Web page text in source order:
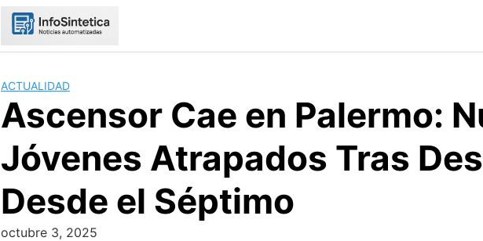
ACTUALIDAD
Ascensor Cae en Palermo:
Jóvenes Atrapados Tras
Desde el Séptimo
octubre 3, 2025